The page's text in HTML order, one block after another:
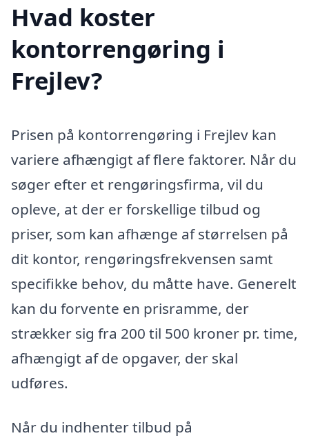
Hvad koster
kontorrengøring i
Frejlev?
Prisen på kontorrengøring i Frejlev kan
variere afhængigt af flere faktorer. Når du
søger efter et rengøringsfirma, vil du
opleve, at der er forskellige tilbud og
priser, som kan afhænge af størrelsen på
dit kontor, rengøringsfrekvensen samt
specifikke behov, du måtte have. Generelt
kan du forvente en prisramme, der
strækker sig fra 200 til 500 kroner pr. time,
afhængigt af de opgaver, der skal
udføres.
Når du indhenter tilbud på